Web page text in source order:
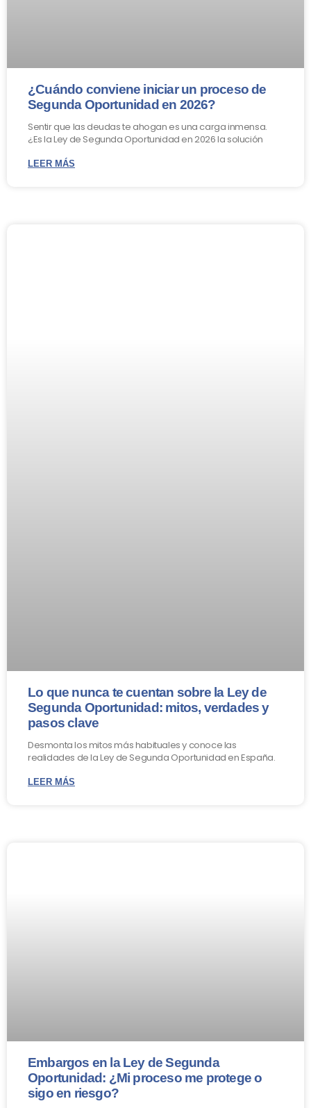
¿Cuándo conviene iniciar un proceso de
Segunda Oportunidad en 2026?
Sentir que las deudas te ahogan es una carga inmensa.
¿Es la Ley de Segunda Oportunidad en 2026 la solución
LEER MÁS
Lo que nunca te cuentan sobre la Ley de
Segunda Oportunidad: mitos, verdades y
pasos clave
Desmonta los mitos más habituales y conoce las
realidades de la Ley de Segunda Oportunidad en España.
LEER MÁS
Embargos en la Ley de Segunda
Oportunidad: ¿Mi proceso me protege o
sigo en riesgo?